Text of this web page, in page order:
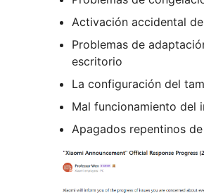
Activación accidental
Problemas de
escritorio
La configuración del
Mal funcionamiento del
Apagados repentinos